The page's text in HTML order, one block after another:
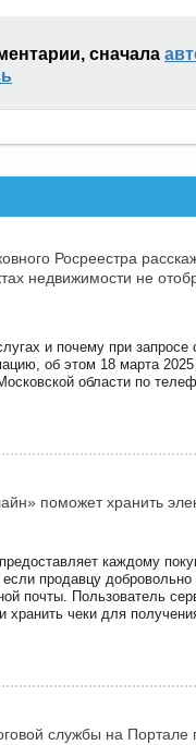
сначала
Росреестра
недвижимости не
и почему при запросе
об этом 18 марта 2025
области по
поможет хранить
каждому
продавцу
почты. Пользователь
хранить чеки для
службы на Портале